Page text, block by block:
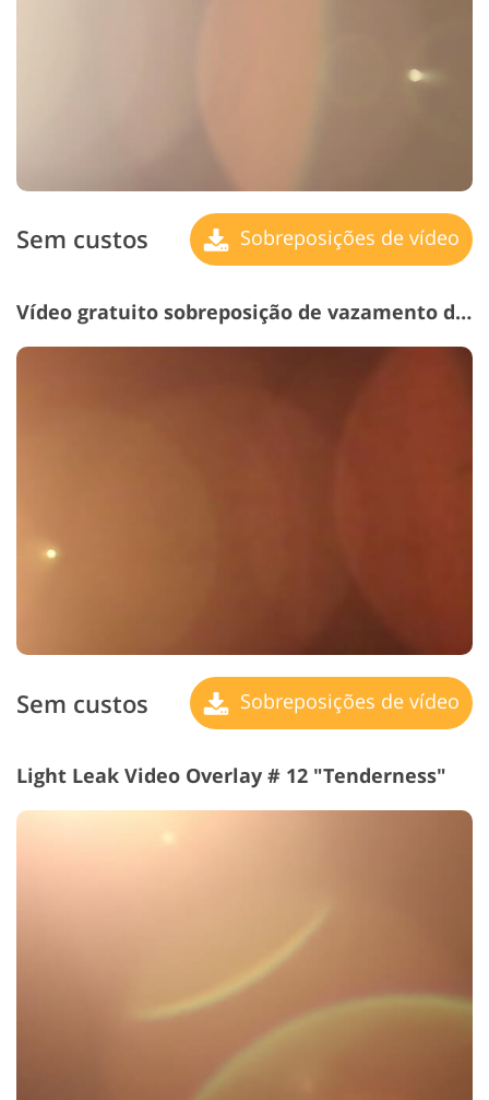
Sem custos Sobreposições de vídeo
Vídeo gratuito sobreposição de vazamento de luz # 11 "Rose Petals"
Sem custos Sobreposições de vídeo
Light Leak Video Overlay # 12 "Tenderness"